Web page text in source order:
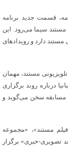
قسمت جدید برنامه‌
روی آنتن شبکه‌ مستند سیما می‌رود. این
دارد و رویدادهای
مستند، مهمان
درباره‌ روند برگزاری
مسابقه سخن می‌گوید و
در ۵ بخش‌ اصلی «فیلم مستند»، «مجموعه
تصویری-خبری» برگزار